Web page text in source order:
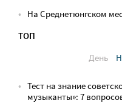
На Среднетюнгском
ТОП
День
Тест на знание
музыканты»: 7